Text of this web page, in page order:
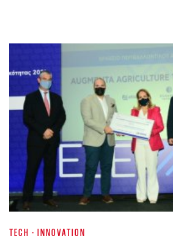
TECH - INNOVATION